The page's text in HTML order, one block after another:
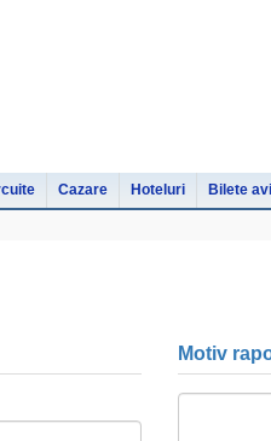
Cazare Hoteluri Bilete
Motiv